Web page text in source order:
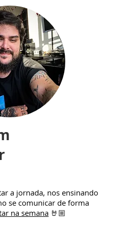
a jornada, nos ensinando
se comunicar de forma
na semana 🤘🏼